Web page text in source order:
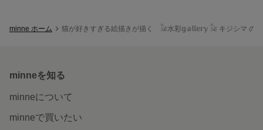
minne ホーム 猫が好きすぎる絵描きが描く 𓃠水彩𝕘𝕒𝕝𝕝𝕖𝕣𝕪 𓃠 キジシマ の
minneを知る
minneについて
minneで買いたい